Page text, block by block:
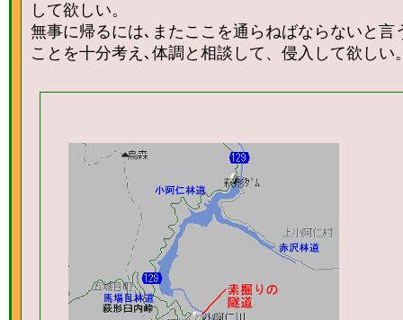
して欲しい。
無事に帰るには､またここを通らねばならないと言
ことを十分考え､体調と相談して、侵入して欲しい